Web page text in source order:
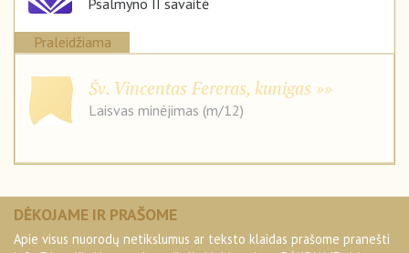
Psalmyno II savaitė
Praleidžiama
Šv. Vincentas Fereras, kunigas
Laisvas minėjimas (m/12)
DĖKOJAME IR PRAŠOME
Apie visus nuorodų netikslumus ar teksto klaidas prašome pranešti